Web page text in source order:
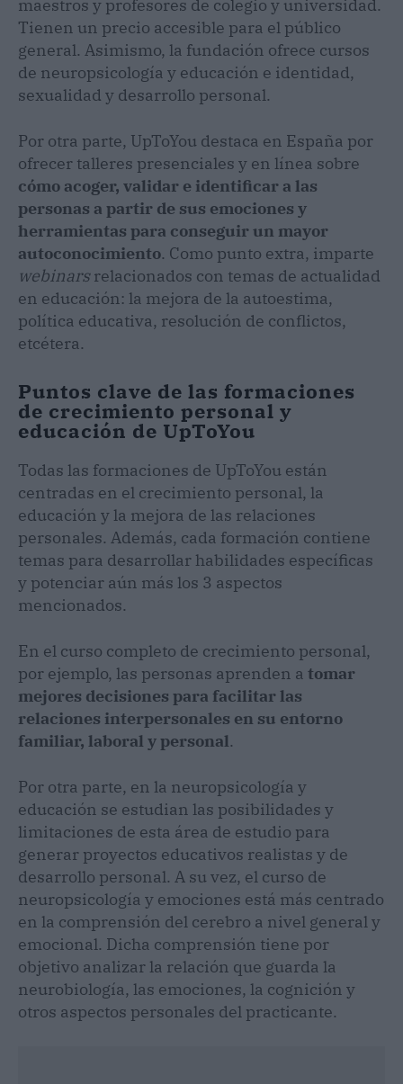
maestros y profesores de colegio y universidad.
Tienen un precio accesible para el público
general. Asimismo, la fundación ofrece cursos
de neuropsicología y educación e identidad,
sexualidad y desarrollo personal.
Por otra parte, UpToYou destaca en España por
ofrecer talleres presenciales y en línea sobre
cómo acoger, validar e identificar a las
personas a partir de sus emociones y
herramientas para conseguir un mayor
autoconocimiento. Como punto extra, imparte
webinarsrelacionados con temas de actualidad
en educación: la mejora de la autoestima,
política educativa, resolución de conflictos,
etcétera.
Puntos clave de las formaciones
de crecimiento personal y
educación de UpToYou
Todas las formaciones de UpToYou están
centradas en el crecimiento personal, la
educación y la mejora de las relaciones
personales. Además, cada formación contiene
temas para desarrollar habilidades específicas
y potenciar aún más los 3 aspectos
mencionados.
En el curso completo de crecimiento personal,
por ejemplo, las personas aprenden a tomar
mejores decisiones para facilitar las
relaciones interpersonales en su entorno
familiar, laboral y personal.
Por otra parte, en la neuropsicología y
educación se estudian las posibilidades y
limitaciones de esta área de estudio para
generar proyectos educativos realistas y de
desarrollo personal. A su vez, el curso de
neuropsicología y emociones está más centrado
en la comprensión del cerebro a nivel general y
emocional. Dicha comprensión tiene por
objetivo analizar la relación que guarda la
neurobiología, las emociones, la cognición y
otros aspectos personales del practicante.